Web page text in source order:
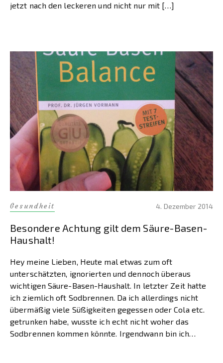
jetzt nach den leckeren und nicht nur mit […]
Gesundheit 4. Dezember 2014
Besondere Achtung gilt dem Säure-Basen-
Haushalt!
Hey meine Lieben, Heute mal etwas zum oft
unterschätzten, ignorierten und dennoch überaus
wichtigen Säure-Basen-Haushalt. In letzter Zeit hatte
ich ziemlich oft Sodbrennen. Da ich allerdings nicht
übermäßig viele Süßigkeiten gegessen oder Cola etc.
getrunken habe, wusste ich echt nicht woher das
Sodbrennen kommen könnte. Irgendwann bin ich